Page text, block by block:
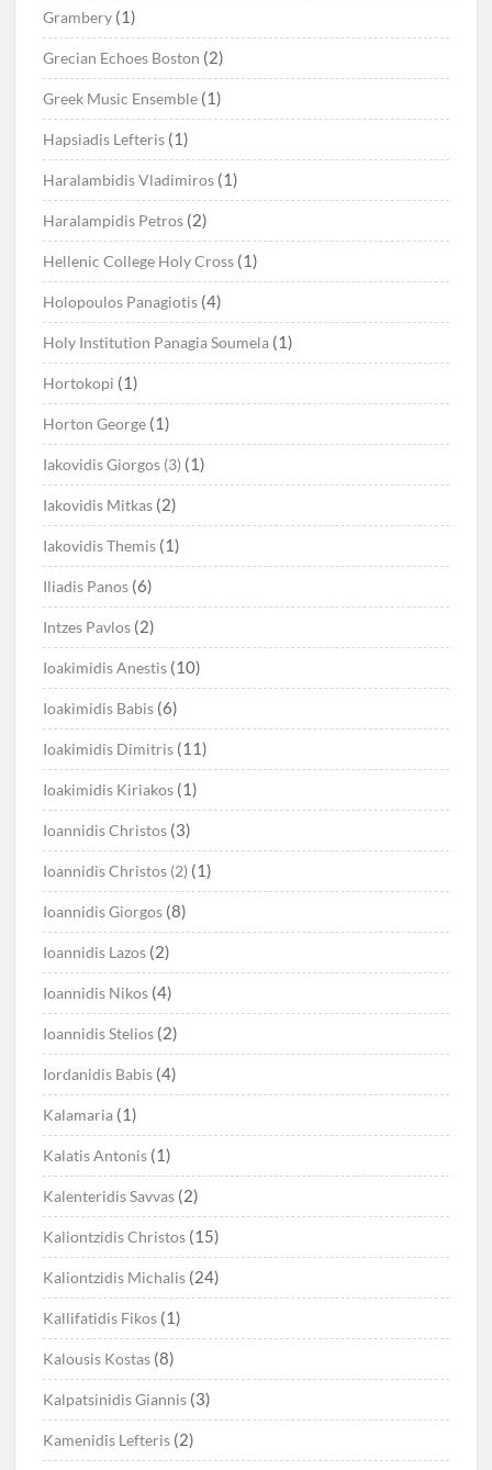
Grambery (1)
Grecian Echoes Boston (2)
Greek Music Ensemble (1)
Hapsiadis Lefteris (1)
Haralambidis Vladimiros (1)
Haralampidis Petros (2)
Hellenic College Holy Cross (1)
Holopoulos Panagiotis (4)
Holy Institution Panagia Soumela (1)
Hortokopi (1)
Horton George (1)
Iakovidis Giorgos (3) (1)
Iakovidis Mitkas (2)
Iakovidis Themis (1)
Iliadis Panos (6)
Intzes Pavlos (2)
Ioakimidis Anestis (10)
Ioakimidis Babis (6)
Ioakimidis Dimitris (11)
Ioakimidis Kiriakos (1)
Ioannidis Christos (3)
Ioannidis Christos (2) (1)
Ioannidis Giorgos (8)
Ioannidis Lazos (2)
Ioannidis Nikos (4)
Ioannidis Stelios (2)
Iordanidis Babis (4)
Kalamaria (1)
Kalatis Antonis (1)
Kalenteridis Savvas (2)
Kaliontzidis Christos (15)
Kaliontzidis Michalis (24)
Kallifatidis Fikos (1)
Kalousis Kostas (8)
Kalpatsinidis Giannis (3)
Kamenidis Lefteris (2)